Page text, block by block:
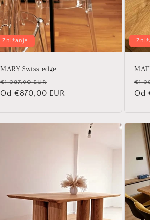
Znižanje
MARY Swiss edge
Redna
cena
€1.087,00 EUR
cena
Od €870,00 EUR Od